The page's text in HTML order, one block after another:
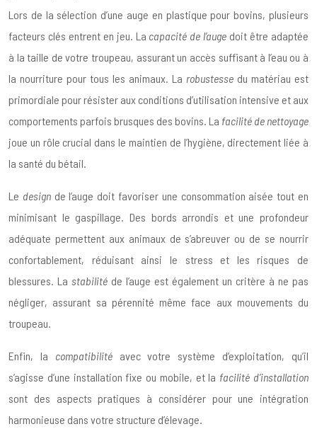
Lors de la sélection d’une auge en plastique pour bovins, plusieurs
facteurs clés entrent en jeu. La capacité de l’auge doit être adaptée
à la taille de votre troupeau, assurant un accès suffisant à l’eau ou à
la nourriture pour tous les animaux. La robustesse du matériau est
primordiale pour résister aux conditions d’utilisation intensive et aux
comportements parfois brusques des bovins. La facilité de nettoyage
joue un rôle crucial dans le maintien de l’hygiène, directement liée à
la santé du bétail.
Le designde l’auge doit favoriser une consommation aisée tout en
minimisant le gaspillage. Des bords arrondis et une profondeur
adéquate permettent aux animaux de s’abreuver ou de se nourrir
confortablement, réduisant ainsi le stress et les risques de
blessures. La stabilité de l’auge est également un critère à ne pas
négliger, assurant sa pérennité même face aux mouvements du
troupeau.
Enfin, la compatibilitéavec votre système d’exploitation, qu’il
s’agisse d’une installation fixe ou mobile, et la facilité d’installation
sont des aspects pratiques à considérer pour une intégration
harmonieuse dans votre structure d’élevage.